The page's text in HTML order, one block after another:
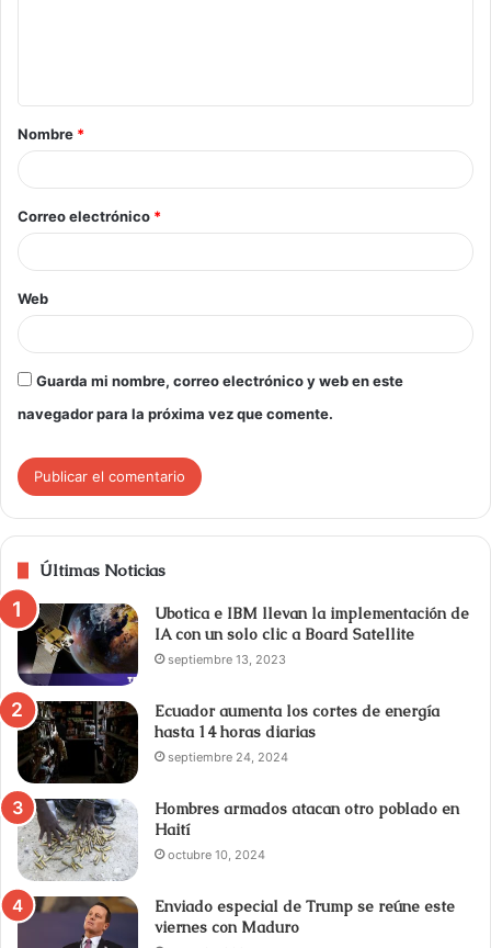
Nombre *
Correo electrónico *
Web
Guarda mi nombre, correo electrónico y web en este
navegador para la próxima vez que comente.
Últimas Noticias
Ubotica e IBM llevan la implementación de
IA con un solo clic a Board Satellite
septiembre 13, 2023
Ecuador aumenta los cortes de energía
hasta 14 horas diarias
septiembre 24, 2024
Hombres armados atacan otro poblado en
Haití
octubre 10, 2024
Enviado especial de Trump se reúne este
viernes con Maduro